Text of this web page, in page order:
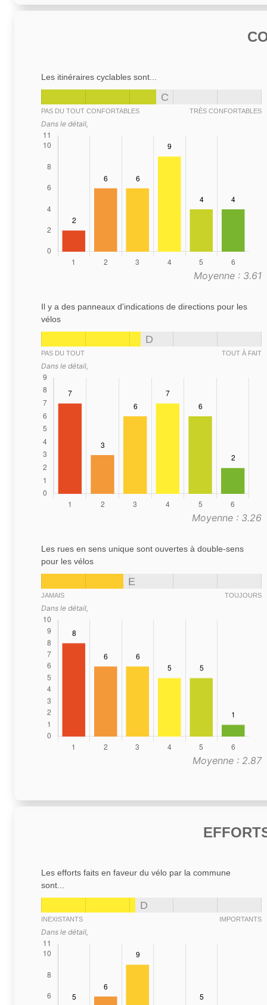
Les itinéraires cyclables sont...
C
PAS DU TOUT CONFORTABLES TRÈS CONFORTABLES
Dans le détail,
Moyenne : 3.61
Il y a des panneaux d'indications de directions pour les
vélos
D
PAS DU TOUT TOUT À FAIT
Dans le détail,
Moyenne : 3.26
Les rues en sens unique sont ouvertes à double-sens
pour les vélos
E
JAMAIS TOUJOURS
Dans le détail,
Moyenne : 2.87
Les efforts faits en faveur du vélo par la commune
sont...
D
INEXISTANTS IMPORTANTS
Dans le détail,